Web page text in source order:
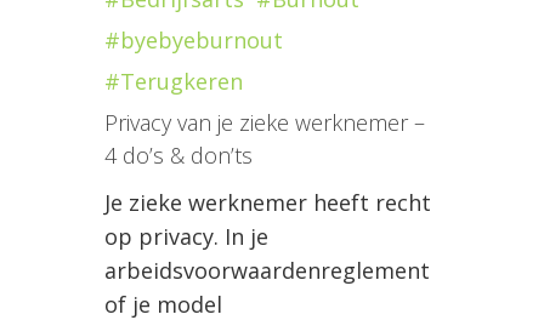
#byebyeburnout
#Terugkeren
Privacy van je zieke werknemer –
4 do’s & don’ts
Je zieke werknemer heeft recht
op privacy. In je
arbeidsvoorwaardenreglement
of je model